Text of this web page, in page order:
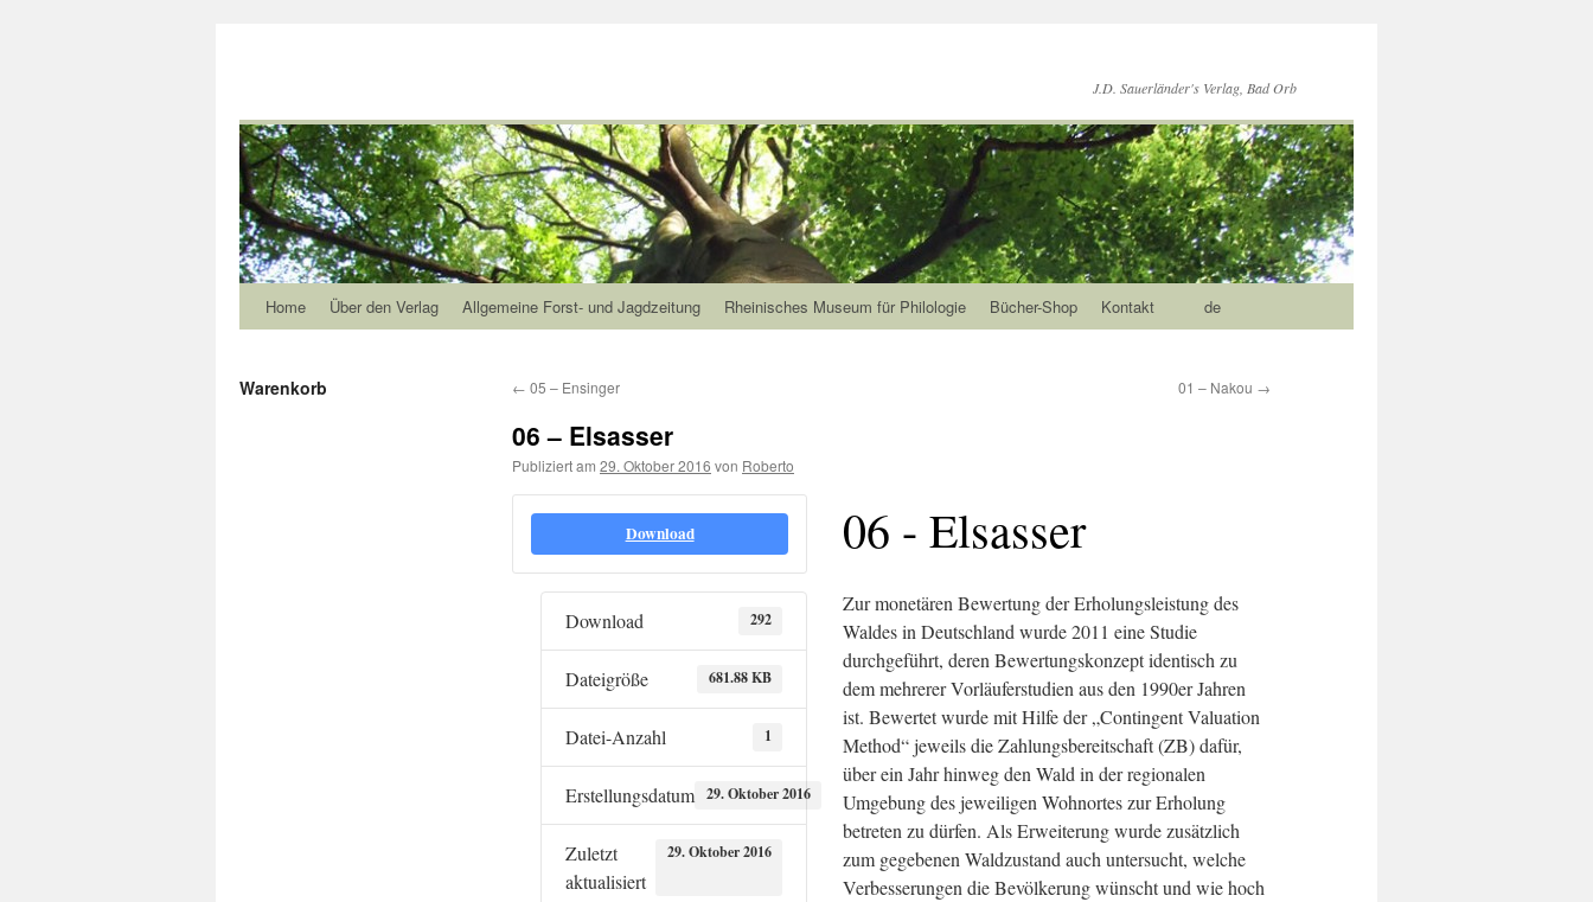
J.D. Sauerländer's Verlag, Bad Orb
Home Über den Verlag Allgemeine Forst- und Jagdzeitung Rheinisches Museum für Philologie Bücher-Shop Kontakt de
← 05 – Ensinger 01 – Nakou →
06 – Elsasser
Publiziert am 29. Oktober 2016 von Roberto
Download
Download 292
Dateigröße 681.88 KB
Datei-Anzahl 1
Erstellungsdatum 29. Oktober 2016
Zuletzt
aktualisiert
29. Oktober 2016
06 - Elsasser
Zur monetären Bewertung der Erholungsleistung des
Waldes in Deutschland wurde 2011 eine Studie
durchgeführt, deren Bewertungskonzept identisch zu
dem mehrerer Vorläuferstudien aus den 1990er Jahren
ist. Bewertet wurde mit Hilfe der „Contingent Valuation
Method“ jeweils die Zahlungsbereitschaft (ZB) dafür,
über ein Jahr hinweg den Wald in der regionalen
Umgebung des jeweiligen Wohnortes zur Erholung
betreten zu dürfen. Als Erweiterung wurde zusätzlich
zum gegebenen Waldzustand auch untersucht, welche
Verbesserungen die Bevölkerung wünscht und wie hoch
Warenkorb